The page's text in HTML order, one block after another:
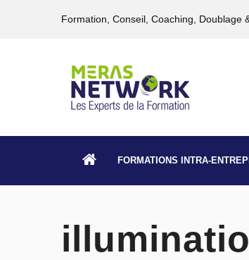
Formation, Conseil, Coaching, Doublage
FORMATIONS INTRA-